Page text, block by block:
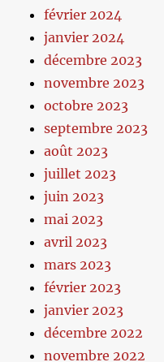
février 2024
janvier 2024
décembre 2023
novembre 2023
octobre 2023
septembre 2023
août 2023
juillet 2023
juin 2023
mai 2023
avril 2023
mars 2023
février 2023
janvier 2023
décembre 2022
novembre 2022